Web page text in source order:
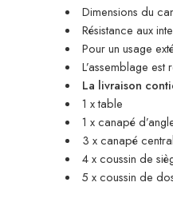
Dimensions du
Résistance aux
Pour un usage
L’assemblage est
La livraison
1 x table
1 x canapé
3 x canapé central
4 x coussin de
5 x coussin de